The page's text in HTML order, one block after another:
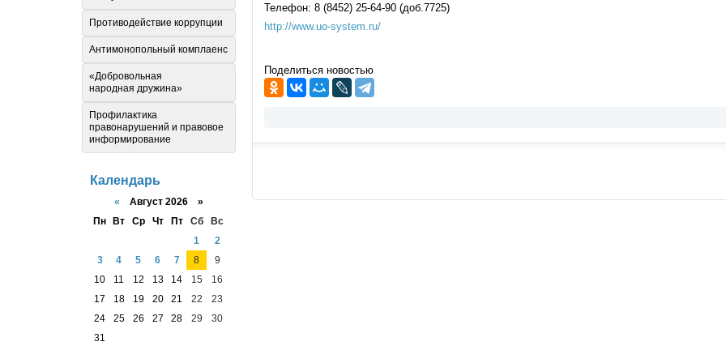
Телефон: 8 (8452) 25-64-90 (доб.7725)
http://www.uo-system.ru/
Поделиться новостью
Противодействие коррупции
Антимонопольный комплаенс
«Добровольная
народная дружина»
Профилактика
правонарушений и правовое
информирование
Календарь
« Август 2026 »
Пн
Вт Ср Чт Пт Сб
Вс
1
2
3
4 5 6 7 8
9
10
11 12 13 14 15
16
17
18 19 20 21 22
23
24
25 26 27 28 29
30
31